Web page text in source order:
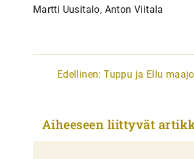
Martti Uusitalo, Anton Viitala
A
i
Edellinen: Tuppu ja Ellu
Aiheeseen liittyvät